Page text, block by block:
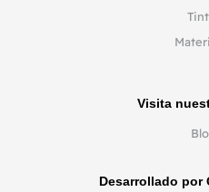
Desarrollado por
Visita